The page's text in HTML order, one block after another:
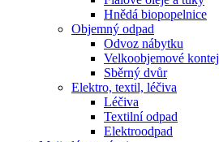
Hnědá biopopelnice
Objemný odpad
Odvoz nábytku
Velkoobjemové
Sběrný dvůr
Elektro, textil, léčiva
Léčiva
Textilní odpad
Elektroodpad